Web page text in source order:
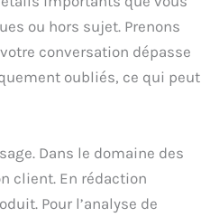
ou hors sujet. Prenons
conversation dépasse
oubliés, ce qui peut
Dans le domaine des
client. En rédaction
Pour l’analyse de